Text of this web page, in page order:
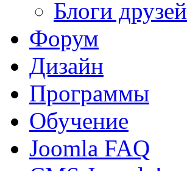
Блоги друзей
Форум
Дизайн
Программы
Обучение
Joomla FAQ